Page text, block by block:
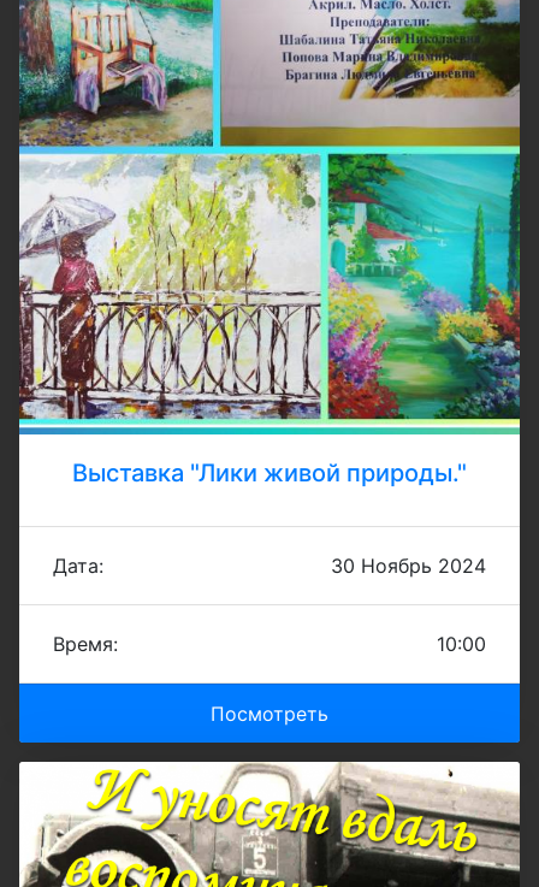
Выставка "Лики живой природы."
Дата: 30 Ноябрь 2024
Время: 10:00
Посмотреть